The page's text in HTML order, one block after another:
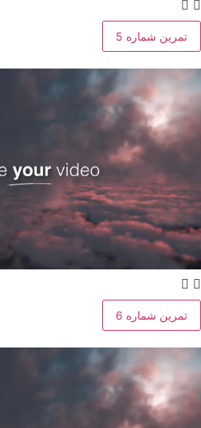
تمرین شماره 5
تمرین شماره 6